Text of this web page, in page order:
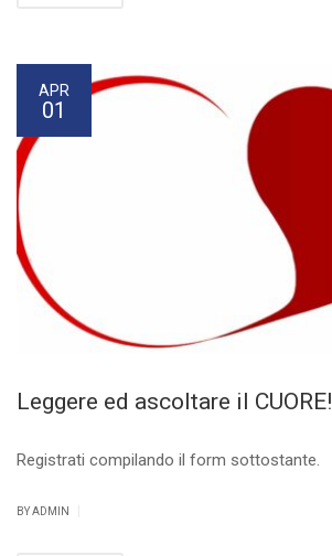
APR
01
Leggere ed ascoltare il CUORE!
Registrati compilando il form sottostante.
BY ADMIN